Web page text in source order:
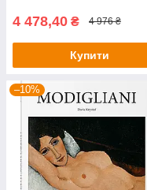
4 478,40 ₴ 4 976 ₴
Купити
–10%